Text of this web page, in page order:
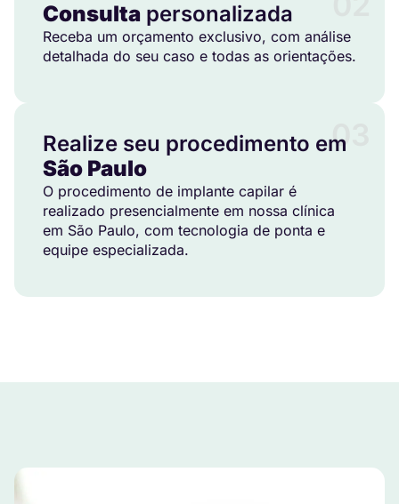
Consulta personalizada
Receba um orçamento exclusivo, com análise
detalhada do seu caso e todas as orientações.
03
Realize seu procedimento em
São Paulo
O procedimento de implante capilar é
realizado presencialmente em nossa clínica
em São Paulo, com tecnologia de ponta e
equipe especializada.